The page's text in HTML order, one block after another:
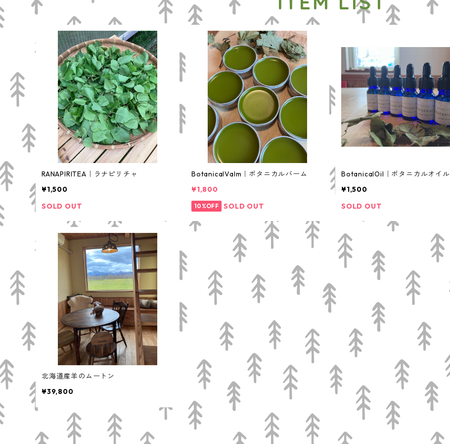
RANAPIRITEA｜ラナピリチャ
¥1,500
SOLD OUT
BotanicalValm｜ボタニカルバーム
¥1,800
10%OFF SOLD OUT
BotanicalOil｜ボタニカルオイル
¥1,500
SOLD OUT
北海道産羊のムートン
¥39,800